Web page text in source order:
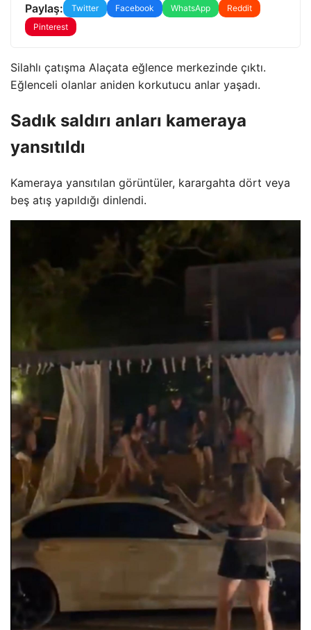
Paylaş: Twitter Facebook WhatsApp
Reddit
Pinterest
Silahlı çatışma Alaçata eğlence merkezinde çıktı.
Eğlenceli olanlar aniden korkutucu anlar yaşadı.
Sadık saldırı anları kameraya
yansıtıldı
Kameraya yansıtılan görüntüler, karargahta dört veya
beş atış yapıldığı dinlendi.